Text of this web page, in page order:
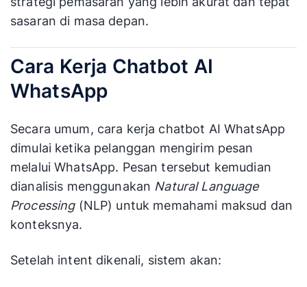
sasaran di masa depan.
Cara Kerja Chatbot AI
WhatsApp
Secara umum, cara kerja chatbot AI WhatsApp
dimulai ketika pelanggan mengirim pesan
melalui WhatsApp. Pesan tersebut kemudian
dianalisis menggunakan Natural Language
Processing(NLP) untuk memahami maksud dan
konteksnya.
Setelah intent dikenali, sistem akan: